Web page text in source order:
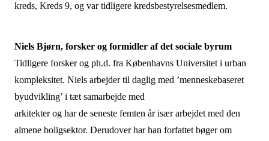
kreds, Kreds 9, og var tidligere kredsbestyrelsesmedlem.
Niels Bjørn, forsker og formidler af det sociale byrum
Tidligere forsker og ph.d. fra Københavns Universitet i urban
kompleksitet. Niels arbejder til daglig med ’menneskebaseret
byudvikling’ i tæt samarbejde med
arkitekter og har de seneste femten år især arbejdet med den
almene boligsektor. Derudover har han forfattet bøger om